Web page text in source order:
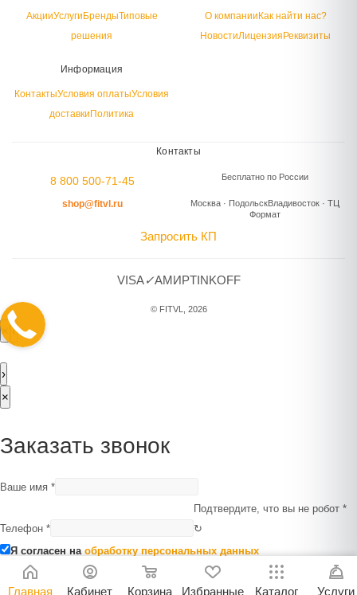
АкцииУслуги БрендыТиповые
решения
О компании Как найти нас?
НовостиЛицензия Реквизиты
Информация
КонтактыУсловия оплатыУсловия
доставки Политика
Контакты
8 800 500-71-45 Бесплатно по России
shop@fitvl.ru Москва · ПодольскВладивосток · ТЦ
Формат
Запросить КП
VISA✓AМИРTINKOFF
© FITVL, 2026
× ‹
›
×
Заказать звонок
Ваше имя *
Телефон *
Подтвердите, что вы не робот *
↻
Я согласен на обработку персональных данных
Отправить
Главная Кабинет Корзина Избранные Каталог Услуги